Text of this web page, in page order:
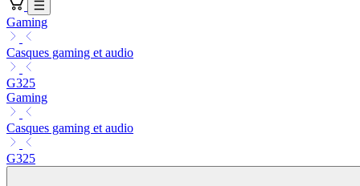
Gaming
Casques gaming et audio
G325
Gaming
Casques gaming et audio
G325